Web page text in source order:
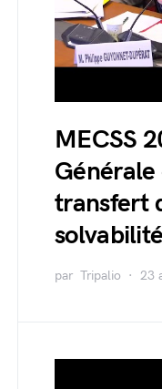
MECSS
Générale
transfert
solvabilité
par Tripalio 23